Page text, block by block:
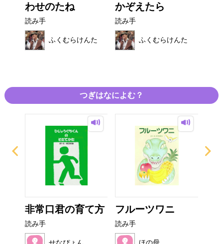
わせのたね
読み手
ふくむらけんた
かぞえたら
読み手
ふくむらけんた
つぎはなによむ？
非常口君の育て方
読み手
フルーツワニ
読み手